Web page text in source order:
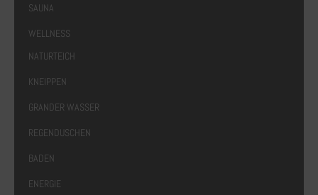
SAUNA
WELLNESS
NATURTEICH
KNEIPPEN
GRANDER WASSER
REGENDUSCHEN
BADEN
ENERGIE